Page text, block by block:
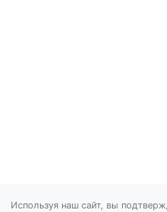
Используя наш сайт, вы